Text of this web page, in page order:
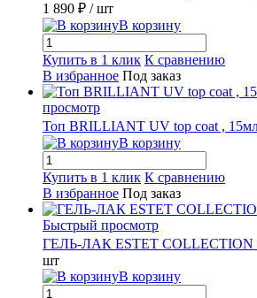
1 890 ₽ / шт
В корзину
Купить в 1 клик К сравнению
В избранное Под заказ
просмотр
Топ BRILLIANT UV top coat ,
В корзину
Купить в 1 клик К сравнению
В избранное Под заказ
Быстрый просмотр
ГЕЛЬ-ЛАК ESTET COLLECTION
шт
В корзину